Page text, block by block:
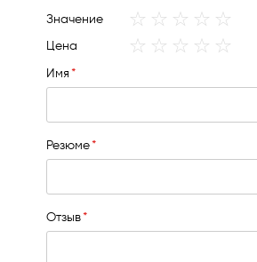
Значение
1
2
3
4
Цена
1
2
3
4
Имя
Резюме
Отзыв